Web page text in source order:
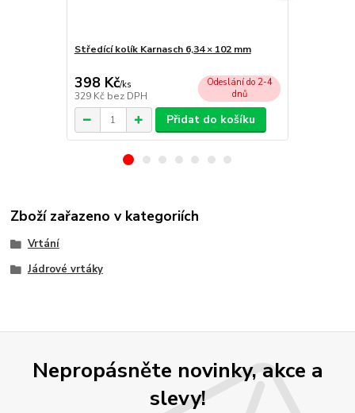
Středící kolík Karnasch 6,34 × 102 mm
398 Kč/ks
329 Kč bez DPH
Odeslání do 2-4
dnů
Přidat do košíku
Zboží zařazeno v kategoriích
Vrtání
Jádrové vrtáky
Nepropásněte novinky, akce a
slevy!